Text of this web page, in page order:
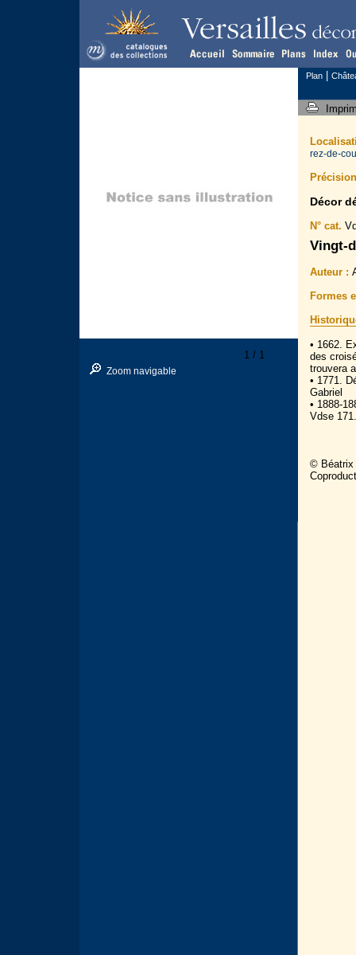
rez-de-
Décor
N° cat.
Vingt-
Auteur :
Formes
• 1662.
des
trouvera
• 1771.
Gabriel
• 1888-
Vdse
© Béatrix
1 / 1
Zoom navigable
Plan